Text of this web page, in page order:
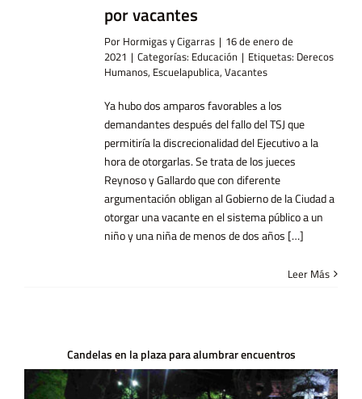
por vacantes
Por Hormigas y Cigarras | 16 de enero de
2021 | Categorías: Educación | Etiquetas: Derecos
Humanos, Escuelapublica, Vacantes
Ya hubo dos amparos favorables a los
demandantes después del fallo del TSJ que
permitiría la discrecionalidad del Ejecutivo a la
hora de otorgarlas. Se trata de los jueces
Reynoso y Gallardo que con diferente
argumentación obligan al Gobierno de la Ciudad a
otorgar una vacante en el sistema público a un
niño y una niña de menos de dos años […]
Leer Más
Candelas en la plaza para alumbrar encuentros